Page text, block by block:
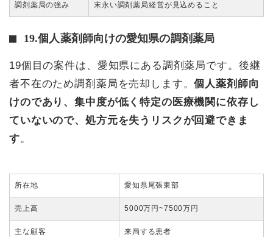
調剤薬局の強み 末永い調剤薬局経営が見込めること
19.個人薬剤師向けの愛知県の調剤薬局
19個目の案件は、愛知県にある調剤薬局です。後継
者不在のため調剤薬局を売却します。個人薬剤師向
けのであり、集中度が低く特定の医療機関に依存し
ていないので、処方元を失うリスクが回避できま
す。
所在地 愛知県尾張東部
売上高 5000万円~7500万円
主な顧客 来局する患者